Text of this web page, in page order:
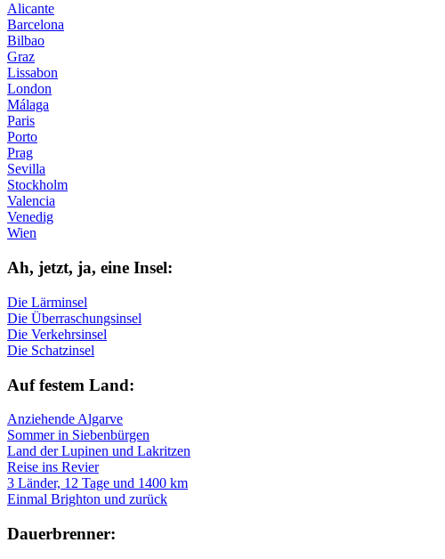
Alicante
Barcelona
Bilbao
Graz
Lissabon
London
Málaga
Paris
Porto
Prag
Sevilla
Stockholm
Valencia
Venedig
Wien
Ah, jetzt, ja, ei­ne In­sel:
Die Lärminsel
Die Überraschungsinsel
Die Verkehrsinsel
Die Schatzinsel
Auf fe­stem Land:
Anziehende Algarve
Sommer in Siebenbürgen
Land der Lupinen und Lakritzen
Reise ins Revier
3 Länder, 12 Tage und 1400 km
Einmal Brighton und zurück
Dau­er­bren­ner: